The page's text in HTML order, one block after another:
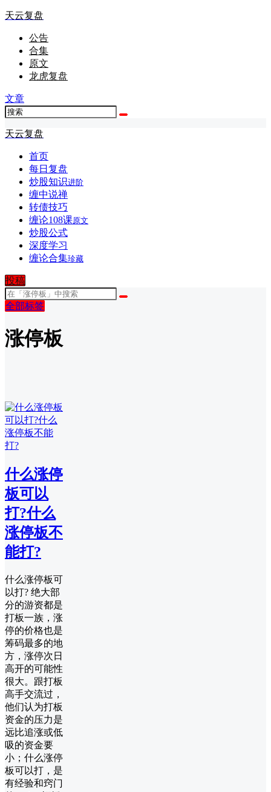
天云复盘
公告
合集
原文
龙虎复盘
文章
天云复盘
首页
每日复盘
炒股知识进阶
缠中说禅
转债技巧
缠论108课原文
炒股公式
深度学习
缠论合集珍藏
投稿
全部标签
涨停板
什么涨停
板可以
打?什么
涨停板不
能打?
什么涨停板可
以打? 绝大部
分的游资都是
打板一族，涨
停的价格也是
筹码最多的地
方，涨停次日
高开的可能性
很大。跟打板
高手交流过，
他们认为打板
资金的压力是
远比追涨或低
吸的资金要
小；什么涨停
板可以打，是
有经验和窍门